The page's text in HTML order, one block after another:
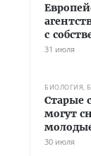
с
31 июля
БИОЛОГИЯ,
Старые
могут
30 июля